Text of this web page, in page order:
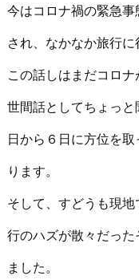
今はコロナ禍の緊急
され、なかなか旅行に
この話しはまだコロナ
世間話としてちょっ
日から６日に方位を
ります。
そして、すどうも現
行のハズが散々だっ
ました。